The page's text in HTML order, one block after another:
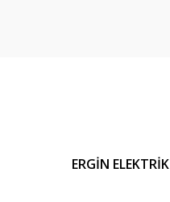
ERGİN ELEKTRİK